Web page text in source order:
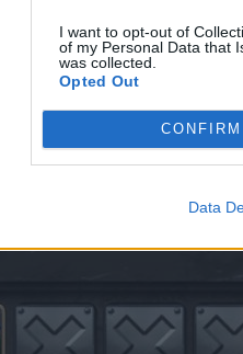
I want to opt-out of
of my Personal Data that
was collected.
Opted Out
CONFIRM
Data